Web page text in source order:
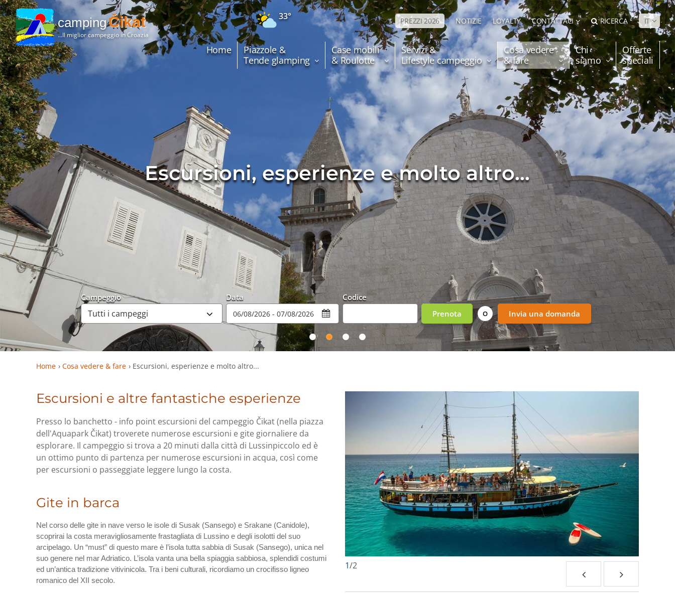
campingČikat
...Il miglior campeggio in Croazia
33° PREZZI 2026 NOTIZIE LOYALTY CONTATTACI RICERCA IT
Home
Piazzole &
Tende glamping
Case mobili
& Roulotte
Servizi &
Lifestyle campeggio
Cosa vedere
& fare
Chi
siamo
Offerte
speciali
Campeggio Data
Codice
Prenota O Invia una domanda
Escursioni, esperienze e molto altro...
Home Cosa vedere & fare Escursioni, esperienze e molto altro...
1/2
Escursioni e altre fantastiche esperienze
Presso lo banchetto - info point escursioni del campeggio Čikat (nella piazza
dell'Aquapark Čikat) troverete numerose escursioni e gite giornaliere da
esplorare. Il campeggio si trova a 20 minuti dalla città di Lussinpiccolo ed è
un ottimo punto di partenza per numerose escursioni in acqua, così come
per escursioni o passeggiate leggere lungo la costa.
Gite in barca
Nel corso delle gite in nave verso le isole di Susak (Sansego) e Srakane (Canidole),
scoprirai la costa meravigliosamente frastagliata di Lussino e degli isolotti del suo
arcipelago. Un “must” di questo mare è l’isola tutta sabbia di Susak (Sansego), unica nel
suo genere nel mar Adriatico. L’isola vanta una bella spiaggia sabbiosa, splendidi costumi
ed un’antica tradizione vitivinicola. Tra i beni culturali, ricordiamo un crocifisso ligneo
romanico del XII secolo.